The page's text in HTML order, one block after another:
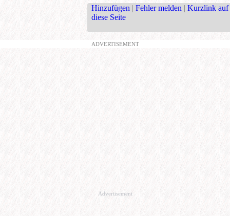
Hinzufügen | Fehler melden | Kurzlink auf
diese Seite
ADVERTISEMENT
Advertisement